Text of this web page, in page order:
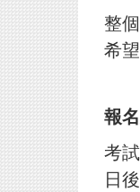
整
希
報
考
日